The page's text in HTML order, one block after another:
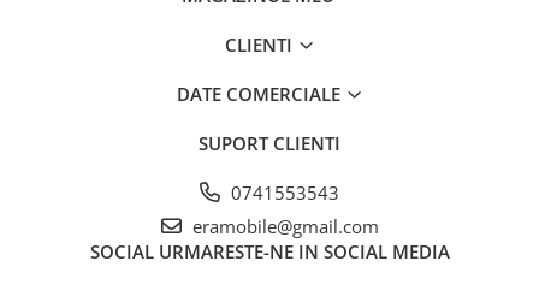
CLIENTI
DATE COMERCIALE
SUPORT CLIENTI
0741553543
eramobile@gmail.com
SOCIAL URMARESTE-NE IN SOCIAL MEDIA